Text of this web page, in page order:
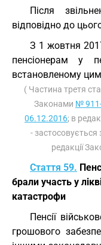
Після
відповідно до
З 1 жовтня
пенсіонерам у
встановленому
( Частина третя
Законами №
06.12.2016; в
-
редакції
Стаття 59.
брали участь у
катастрофи
Пенсії
грошового